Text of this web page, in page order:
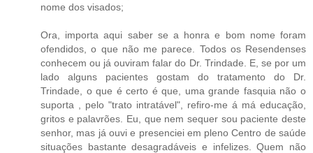
nome dos visados;
Ora, importa aqui saber se a honra e bom nome foram
ofendidos, o que não me parece. Todos os Resendenses
conhecem ou já ouviram falar do Dr. Trindade. E, se por um
lado alguns pacientes gostam do tratamento do Dr.
Trindade, o que é certo é que, uma grande fasquia não o
suporta , pelo "trato intratável", refiro-me á má educação,
gritos e palavrões. Eu, que nem sequer sou paciente deste
senhor, mas já ouvi e presenciei em pleno Centro de saúde
situações bastante desagradáveis e infelizes. Quem não